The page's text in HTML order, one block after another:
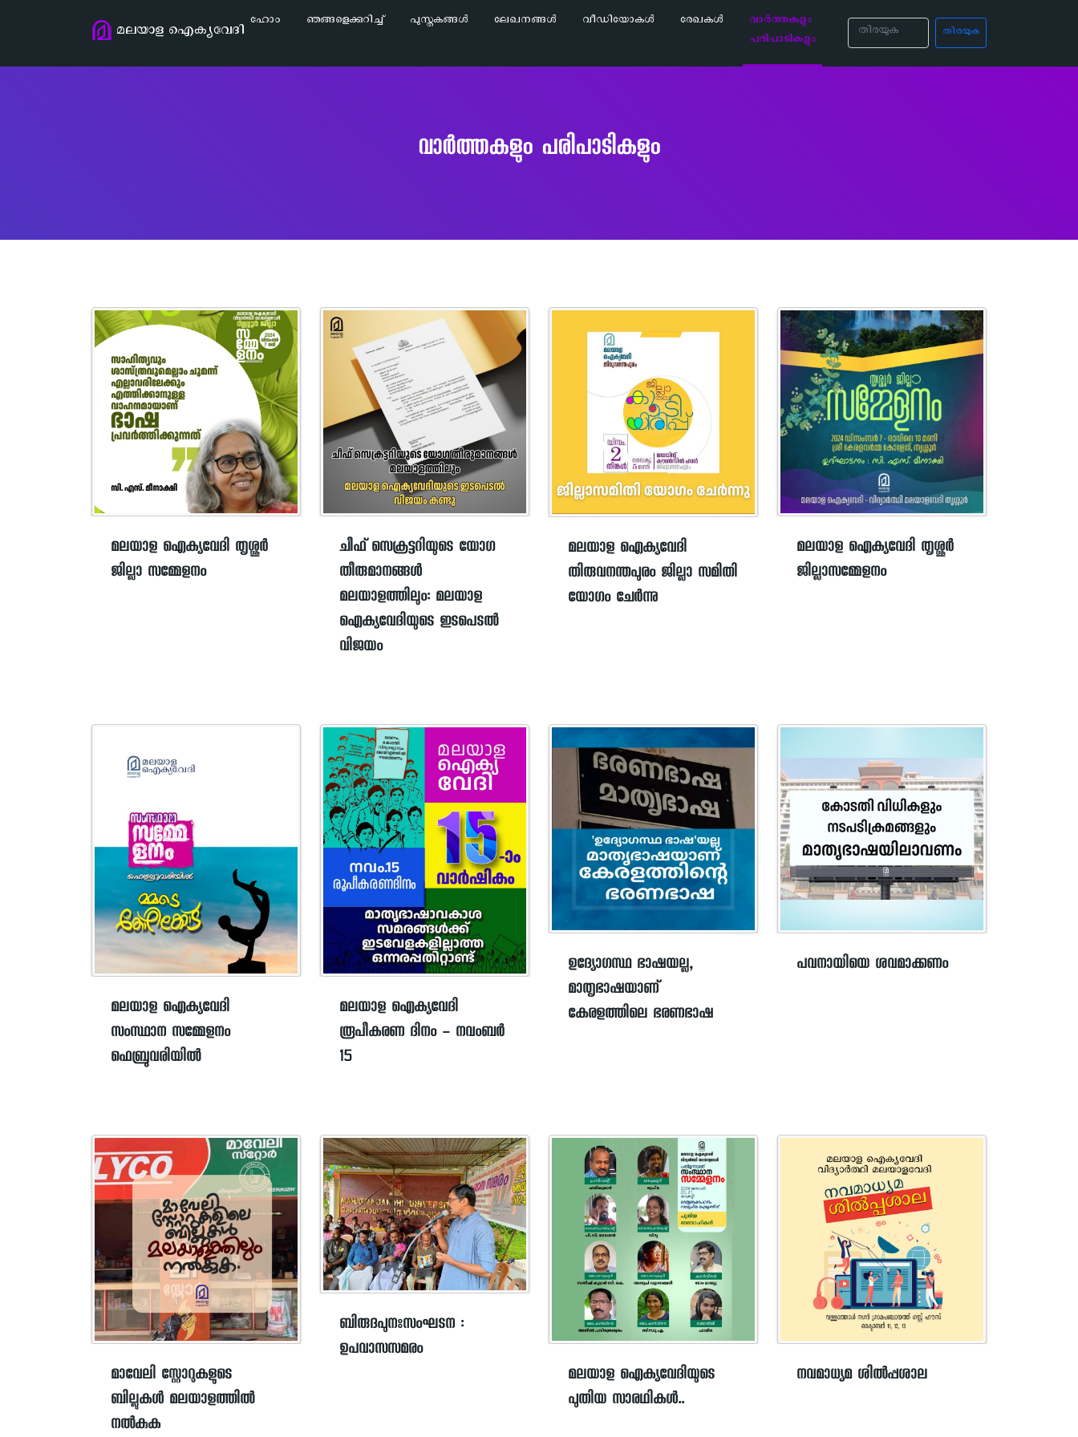
മലയാള ഐക്യവേദി
ഹോം ഞങ്ങളെക്കുറിച്ച്‌ പുസ്തകങ്ങൾ ലേഖനങ്ങൾ വീഡിയോകൾ രേഖകൾ
വാർത്തകളും
പരിപാടികളും
തിരയുക
വാർത്തകളും പരിപാടികളും
മലയാള ഐക്യവേദി തൃശ്ശൂർ
ജില്ലാ സമ്മേളനം
ചീഫ് സെക്രട്ടറിയുടെ യോഗ
തീരുമാനങ്ങൾ
മലയാളത്തിലും: മലയാള
ഐക്യവേദിയുടെ ഇടപെടൽ
വിജയം
മലയാള ഐക്യവേദി
തിരുവനന്തപുരം ജില്ലാ സമിതി
യോഗം ചേർന്നു
മലയാള ഐക്യവേദി തൃശ്ശൂർ
ജില്ലാസമ്മേളനം
മലയാള ഐക്യവേദി
സംസ്ഥാന സമ്മേളനം
ഫെബ്രുവരിയിൽ
മലയാള ഐക്യവേദി
രൂപീകരണ ദിനം – നവംബർ
15
ഉദ്യോഗസ്ഥ ഭാഷയല്ല,
മാതൃഭാഷയാണ്
കേരളത്തിലെ ഭരണഭാഷ
പവനായിയെ ശവമാക്കണം
മാവേലി സ്റ്റോറുകളുടെ
ബില്ലുകള്‍ മലയാളത്തില്‍
നല്‍കുക
ബിരുദപുനഃസംഘടന :‍
ഉപവാസസമരം
മലയാള ഐക്യവേദിയുടെ
പുതിയ സാരഥികൾ..
നവമാധ്യമ ശില്‍പ്പശാല